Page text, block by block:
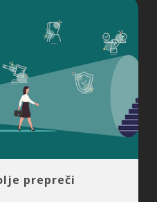
prepreči